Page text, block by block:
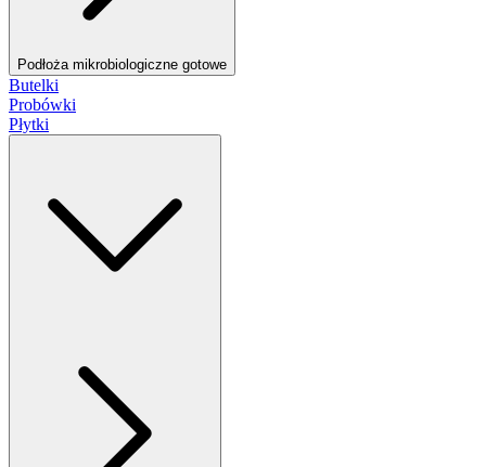
Podłoża mikrobiologiczne gotowe
Butelki
Probówki
Płytki